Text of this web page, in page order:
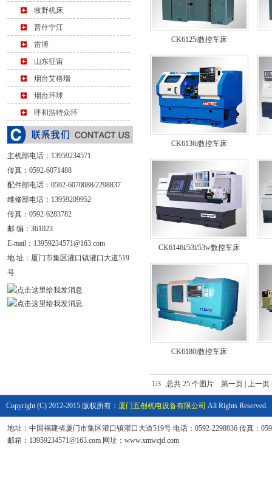
牧野机床
普什宁江
雷博
山东征宙
烟台艾格瑞
烟台环球
呼和浩特众环
主机部电话： 13959234571
传真：0592-6071488
配件部电话：0592-6070088/2298837
维修部电话：13959209952
传真：0592-6283782
邮 编：361023
E-mail： 13959234571@163.com
地 址： 厦门市集区灌口镇灌口大道519
号
CK6125i数控车床
CK6136i数控车床
CK6146i/53i/53w数控车床
CK6180i数控车床
1/3 总共 25 个图片 第一页 上一页
Copyright (C) 2012-2015 版权所有： 厦门五创机电设备有限公司 All Rights Reserved.
地址：中国福建省厦门市集区灌口镇灌口大道519号 电话：0592-2298836 传真：
邮箱：13959234571@163.com 网址：www.xmwcjd.com